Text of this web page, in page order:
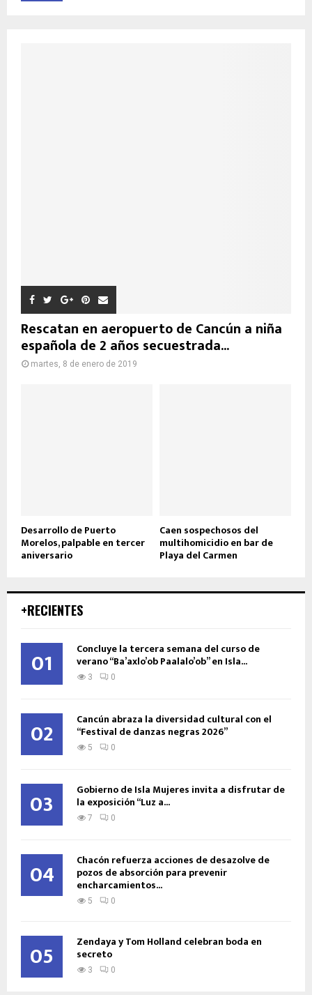
Rescatan en aeropuerto de Cancún a niña
española de 2 años secuestrada...
martes, 8 de enero de 2019
Desarrollo de Puerto
Morelos, palpable en tercer
aniversario
Caen sospechosos del
multihomicidio en bar de
Playa del Carmen
+RECIENTES
01 Concluye la tercera semana del curso de
verano “Ba’axlo’ob Paalalo’ob” en Isla...
3 0
02 Cancún abraza la diversidad cultural con el
“Festival de danzas negras 2026”
5 0
03 Gobierno de Isla Mujeres invita a disfrutar de
la exposición “Luz a...
7 0
04 Chacón refuerza acciones de desazolve de
pozos de absorción para prevenir
encharcamientos...
5 0
05 Zendaya y Tom Holland celebran boda en
secreto
3 0